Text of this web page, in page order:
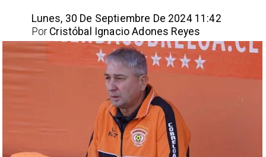
Lunes, 30 De Septiembre De 2024 11:42
Cristóbal Ignacio Adones Reyes
Por